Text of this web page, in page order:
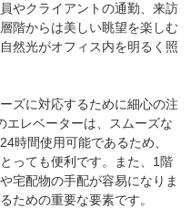
やクライアントの通勤、来訪
階からは美しい眺望を楽しむ
然光がオフィス内を明るく照
ズに対応するために細心の注
エレベーターは、スムーズな
時間使用可能であるため、
っても便利です。また、1階
宅配物の手配が容易になりま
ための重要な要素です。